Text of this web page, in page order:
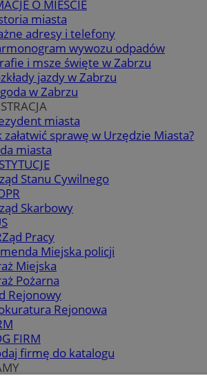
O MIEŚCIE
miasta
adresy i telefony
wywozu odpadów
i msze święte w Zabrzu
jazdy w Zabrzu
w Zabrzu
miasta
załatwić sprawę w Urzędzie Miasta?
miasta
Stanu Cywilnego
Skarbowy
Pracy
Miejska policji
Miejska
Pożarna
Rejonowy
Rejonowa
FIRM
firmę do katalogu